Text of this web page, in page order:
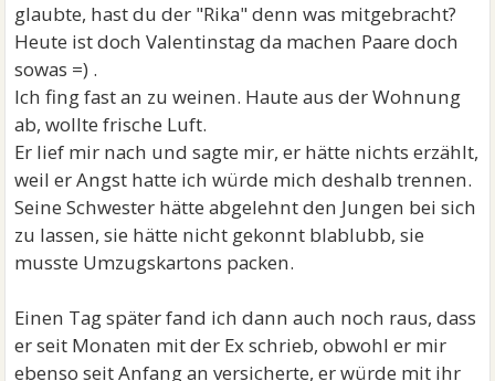
glaubte, hast du der "Rika" denn was mitgebracht?
Heute ist doch Valentinstag da machen Paare doch
sowas =) .
Ich fing fast an zu weinen. Haute aus der Wohnung
ab, wollte frische Luft.
Er lief mir nach und sagte mir, er hätte nichts erzählt,
weil er Angst hatte ich würde mich deshalb trennen.
Seine Schwester hätte abgelehnt den Jungen bei sich
zu lassen, sie hätte nicht gekonnt blablubb, sie
musste Umzugskartons packen.
Einen Tag später fand ich dann auch noch raus, dass
er seit Monaten mit der Ex schrieb, obwohl er mir
ebenso seit Anfang an versicherte, er würde mit ihr